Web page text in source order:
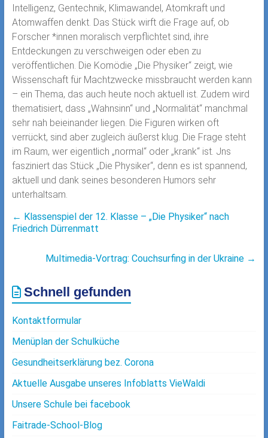
Intelligenz, Gentechnik, Klimawandel, Atomkraft und
Atomwaffen denkt. Das Stück wirft die Frage auf, ob
Forscher *innen moralisch verpflichtet sind, ihre
Entdeckungen zu verschweigen oder eben zu
veröffentlichen. Die Komödie „Die Physiker“ zeigt, wie
Wissenschaft für Machtzwecke missbraucht werden kann
– ein Thema, das auch heute noch aktuell ist. Zudem wird
thematisiert, dass „Wahnsinn“ und „Normalität“ manchmal
sehr nah beieinander liegen. Die Figuren wirken oft
verrückt, sind aber zugleich äußerst klug. Die Frage steht
im Raum, wer eigentlich „normal“ oder „krank“ ist. Jns
fasziniert das Stück „Die Physiker“, denn es ist spannend,
aktuell und dank seines besonderen Humors sehr
unterhaltsam.
← Klassenspiel der 12. Klasse – „Die Physiker“ nach
Friedrich Dürrenmatt
Multimedia-Vortrag: Couchsurfing in der Ukraine →
Schnell gefunden
Kontaktformular
Menüplan der Schulküche
Gesundheitserklärung bez. Corona
Aktuelle Ausgabe unseres Infoblatts VieWaldi
Unsere Schule bei facebook
Faitrade-School-Blog